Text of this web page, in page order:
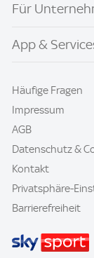
Für
App &
Häufige Fragen
Impressum
AGB
Datenschutz &
Kontakt
Privatsphäre-
Barrierefreiheit